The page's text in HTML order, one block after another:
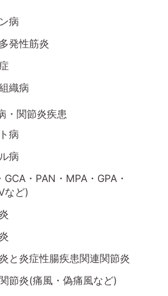
病
発性筋炎
織病
・関節炎疾患
病
病
GCA・PAN・MPA・GPA・
など)
と炎症性腸疾患関連関節炎
節炎(痛風・偽痛風など)